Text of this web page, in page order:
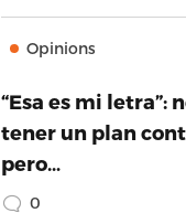
Opinions
“Esa es mi letra”:
tener un plan
pero…
0